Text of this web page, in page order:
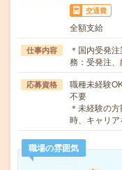
交通費
全額支給
仕事内容
＊国内受発
務：受発注
応募資格
職種未経験
不要
＊未経験の
時、キャリ
職場の雰囲気